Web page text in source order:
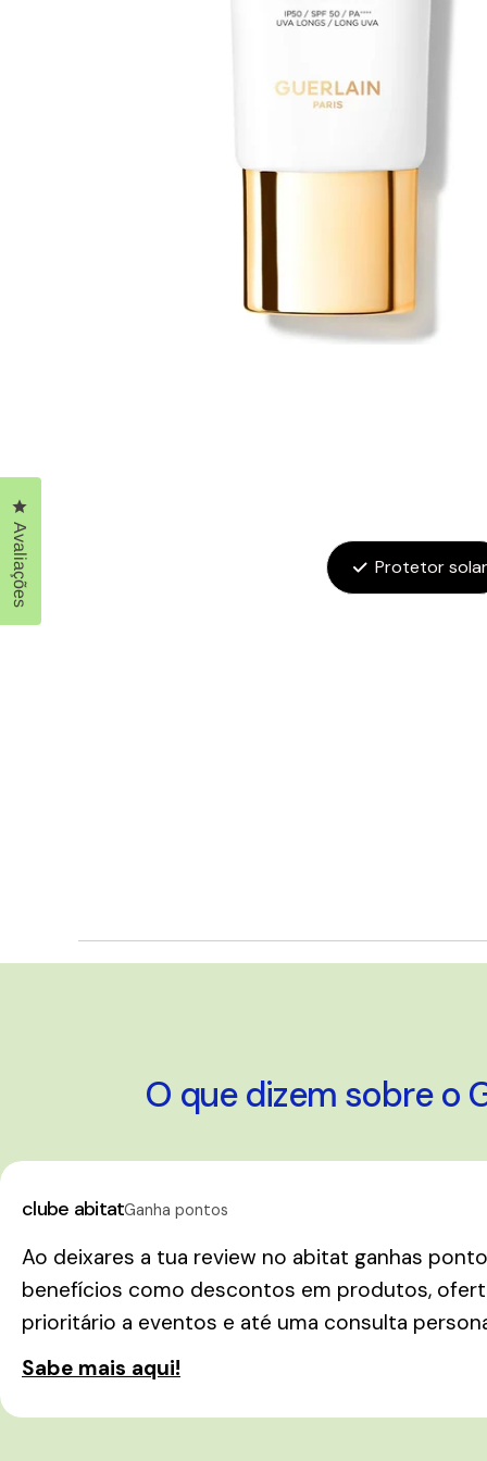
Protetor solar
O que dizem sobre o
clube abitatGanha pontos
Ao deixares a tua review no abitat ganhas
benefícios como descontos em produtos,
prioritário a eventos e até uma consulta
Sabe mais aqui!
Avaliações
Clique para abrir a caixa de diálogo de avaliações